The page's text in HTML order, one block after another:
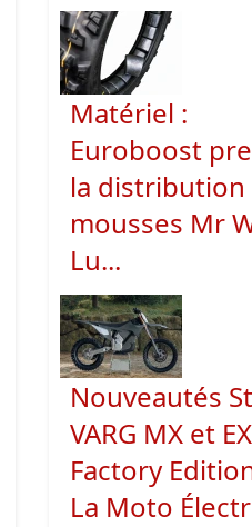
Matériel :
Euroboost
la distribution
mousses Mr
Lu...
Nouveautés
VARG MX et EX
Factory
La Moto